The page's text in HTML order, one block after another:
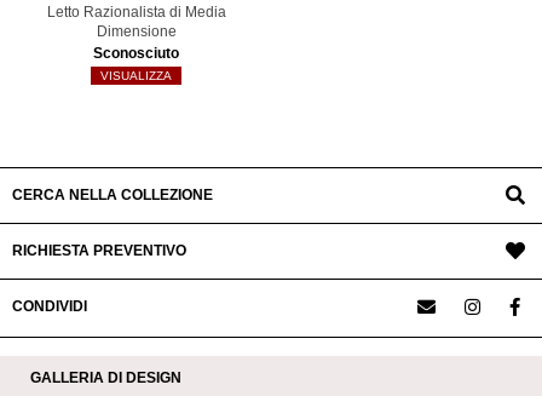
Letto Razionalista di Media
Dimensione
Sconosciuto
VISUALIZZA
CERCA NELLA COLLEZIONE
RICHIESTA PREVENTIVO
CONDIVIDI
GALLERIA DI DESIGN